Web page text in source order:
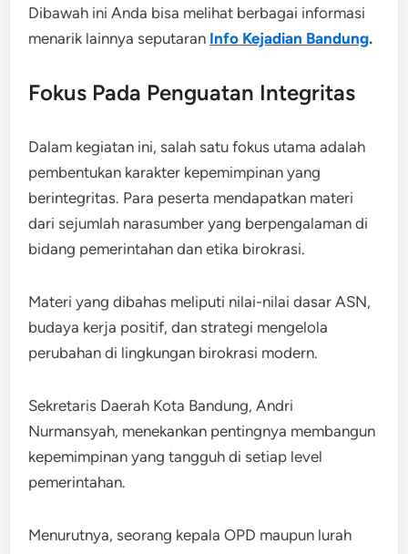
Dibawah ini Anda bisa melihat berbagai informasi
menarik lainnya seputaran Info Kejadian Bandung.
Fokus Pada Penguatan Integritas
Dalam kegiatan ini, salah satu fokus utama adalah
pembentukan karakter kepemimpinan yang
berintegritas. Para peserta mendapatkan materi
dari sejumlah narasumber yang berpengalaman di
bidang pemerintahan dan etika birokrasi.
Materi yang dibahas meliputi nilai-nilai dasar ASN,
budaya kerja positif, dan strategi mengelola
perubahan di lingkungan birokrasi modern.
Sekretaris Daerah Kota Bandung, Andri
Nurmansyah, menekankan pentingnya membangun
kepemimpinan yang tangguh di setiap level
pemerintahan.
Menurutnya, seorang kepala OPD maupun lurah